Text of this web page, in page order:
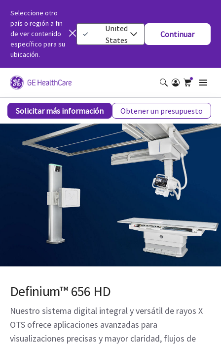
Seleccione otro
país o región a fin
de ver contenido
específico para su
ubicación.
United
States
Continuar
Definium™ 656 HD
Solicitar más información Obtener un presupuesto
Definium™ 656 HD
Nuestro sistema digital integral y versátil de rayos X
OTS ofrece aplicaciones avanzadas para
visualizaciones precisas y mayor claridad, flujos de